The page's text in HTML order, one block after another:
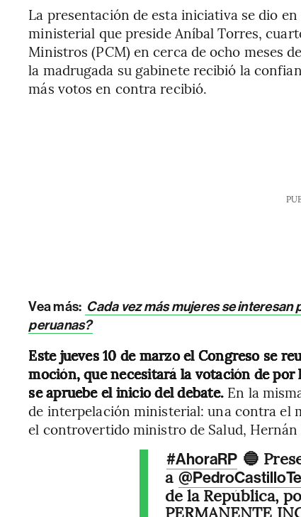
La presentación de esta iniciativa se dio
ministerial que preside Aníbal Torres,
Ministros (PCM) en cerca de ocho meses
la madrugada su gabinete recibió la
más votos en contra recibió.
Vea más: Cada vez más mujeres se
peruanas?
Este jueves 10 de marzo el Congreso se
moción, que necesitará la votación de
se apruebe el inicio del debate. En la
de interpelación ministerial: una contra el
el controvertido ministro de Salud,
#AhoraRP 🔵
a@PedroCastilloTe
de la República,
PERMANENTE